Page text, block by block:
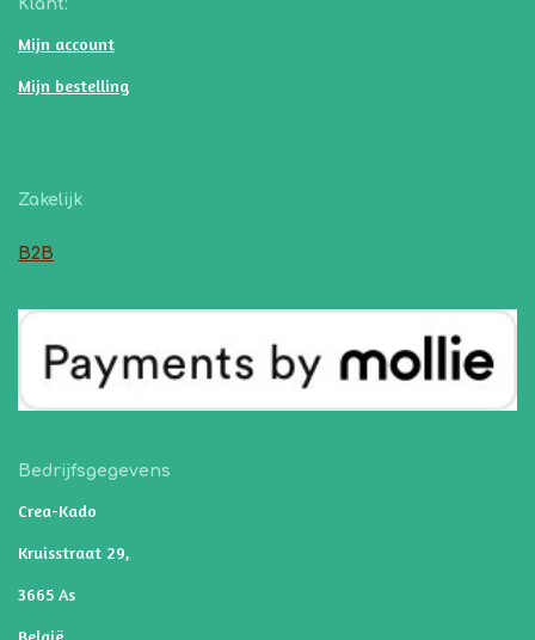
Klant:
Mijn account
Mijn bestelling
Zakelijk
B2B
Bedrijfsgegevens
Crea-Kado
Kruisstraat 29,
3665 As
België